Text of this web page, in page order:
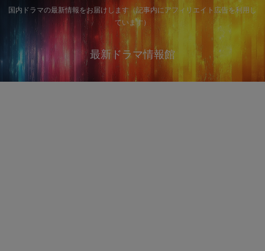
国内ドラマの最新情報をお届けします（記事内にアフィリエイト広告を利用し
ています）
最新ドラマ情報館